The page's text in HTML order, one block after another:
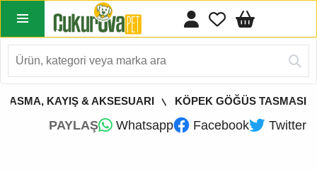
TASMA, KAYIŞ & AKSESUARI KÖPEK GÖĞÜS TASMASI
PAYLAŞ Whatsapp Facebook Twitter